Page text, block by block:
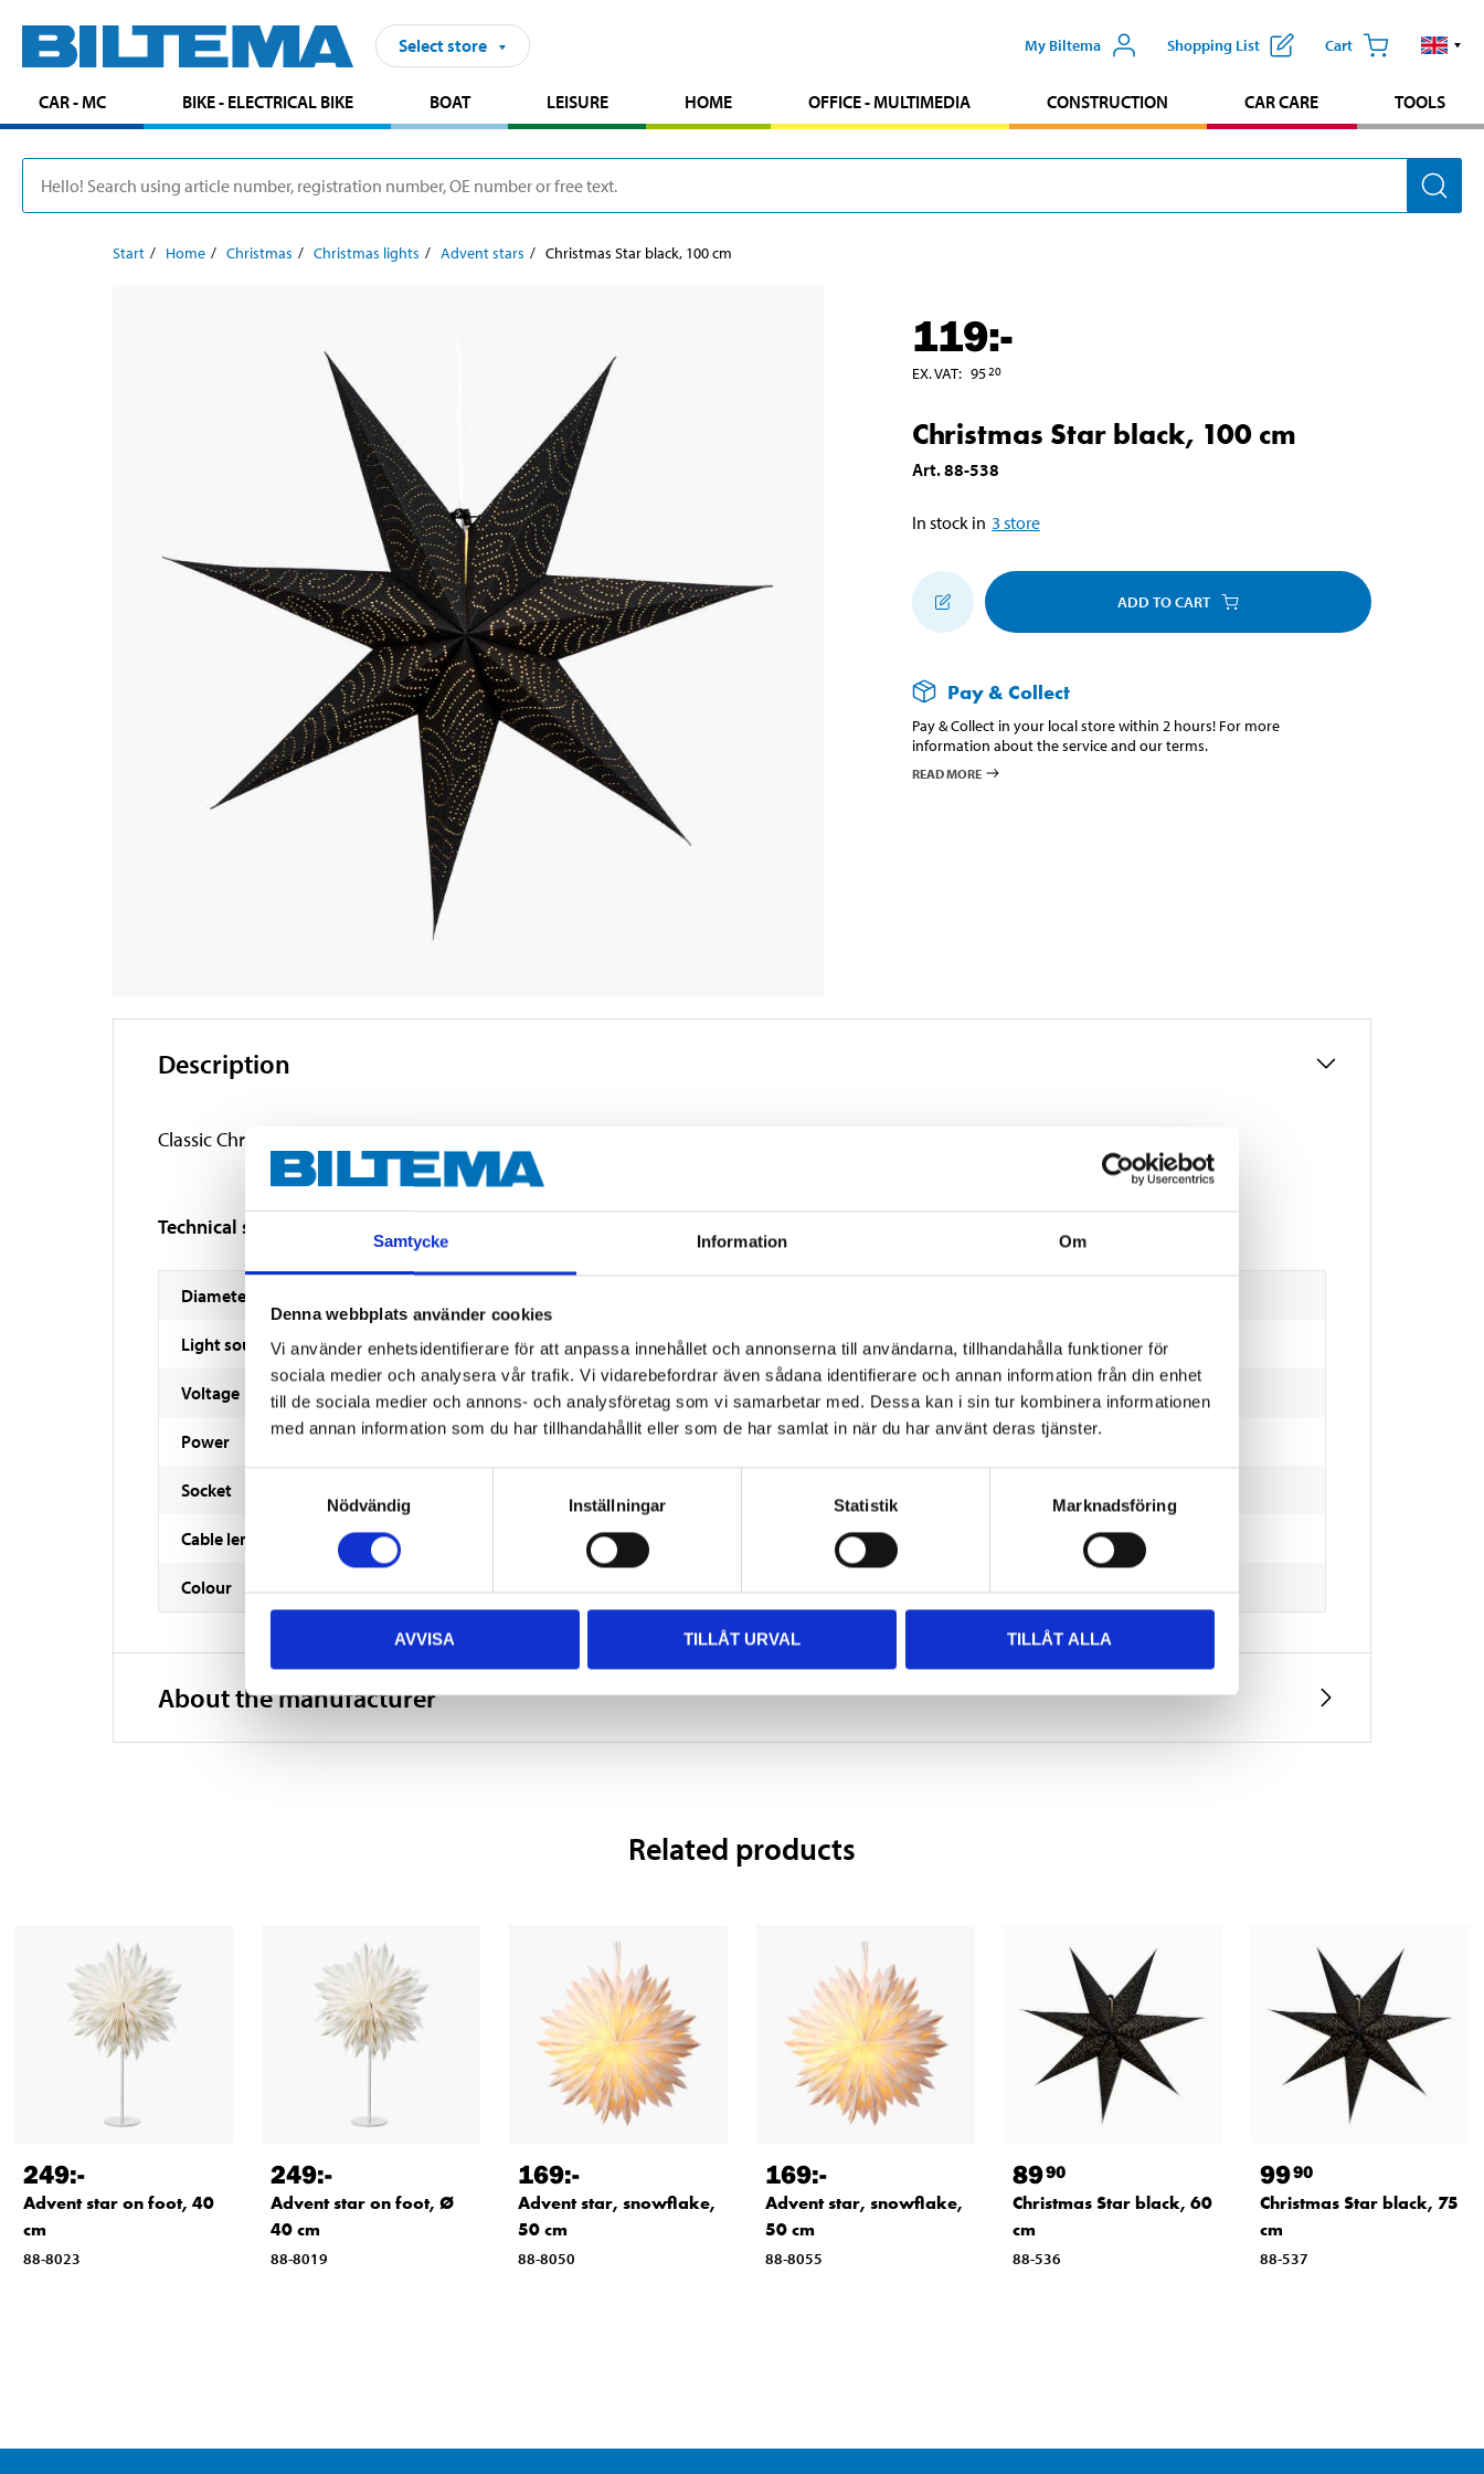
Samtycke Information Om
Denna webbplats använder cookies
Vi använder enhetsidentifierare för att anpassa innehållet och annonserna till användarna, tillhandahålla funktioner för
sociala medier och analysera vår trafik. Vi vidarebefordrar även sådana identifierare och annan information från din enhet
till de sociala medier och annons- och analysföretag som vi samarbetar med. Dessa kan i sin tur kombinera informationen
med annan information som du har tillhandahållit eller som de har samlat in när du har använt deras tjänster.
Nödvändig
Inställningar Statistik Marknadsföring
AVVISA TILLÅT URVAL TILLÅT ALLA
Select store My Biltema Shopping List Cart
CAR - MC BIKE - ELECTRICAL BIKE BOAT LEISURE HOME OFFICE - MULTIMEDIA CONSTRUCTION CAR CARE TOOLS
Start Home Christmas Christmas lights Advent stars Christmas Star black, 100 cm
119:-
EX. VAT: 9520
Christmas Star black, 100 cm
Art.88-538
In stock in 3 store
ADD TO CART
Pay & Collect
Pay & Collect in your local store within 2 hours! For more
information about the service and our terms.
READ MORE
Description
Classic Christmas star for window hanging. Made of recycled cotton paper. Bulb max. 4 W LED (not included).
Technical specifications
Diameter
Light source LED
Voltage 230 V
Power 4 W (max.)
Socket
Cable length
Colour Black
About the manufacturer
Related products
249:-
Advent star on foot, 40
cm
88-8023
249:-
Advent star on foot, Ø
40 cm
88-8019
169:-
Advent star, snowflake,
50 cm
88-8050
169:-
Advent star, snowflake,
50 cm
88-8055
8990
Christmas Star black, 60
cm
88-536
9990
Christmas Star black, 75
cm
88-537